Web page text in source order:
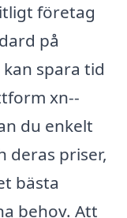
företag
på
spara tid
xn--
du enkelt
deras priser,
bästa
behov. Att